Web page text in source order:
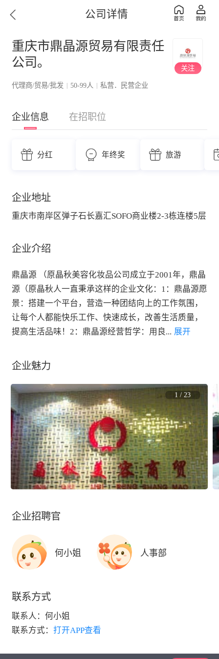
公司详情
重庆市鼎晶源贸易有限责任
公司。
代理商/贸易/批发 | 50-99人 | 私营．民营企业
关注
企业信息 在招职位
分红 年终奖 旅游
企业地址
重庆市南岸区弹子石长嘉汇SOFO商业楼2-3栋连楼5层
企业介绍
鼎晶源 （原晶秋美容化妆品公司成立于2001年，鼎晶
源（原晶秋人一直秉承这样的企业文化：1：鼎晶源愿
景：搭建一个平台，营造一种团结向上的工作氛围，
让每个人都能快乐工作、快速成长，改善生活质量，
提高生活品味！2：鼎晶源经营哲学：用良... 展开
企业魅力
1 /23
企业招聘官
何小姐 人事部
联系方式
联系人： 何小姐
联系方式： 打开APP查看